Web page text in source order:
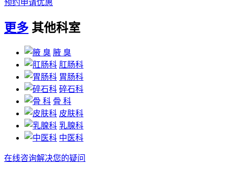
预约申请优惠
更多 其他科室
腋 臭
肛肠科
胃肠科
碎石科
骨 科
皮肤科
乳腺科
中医科
在线咨询解决您的疑问